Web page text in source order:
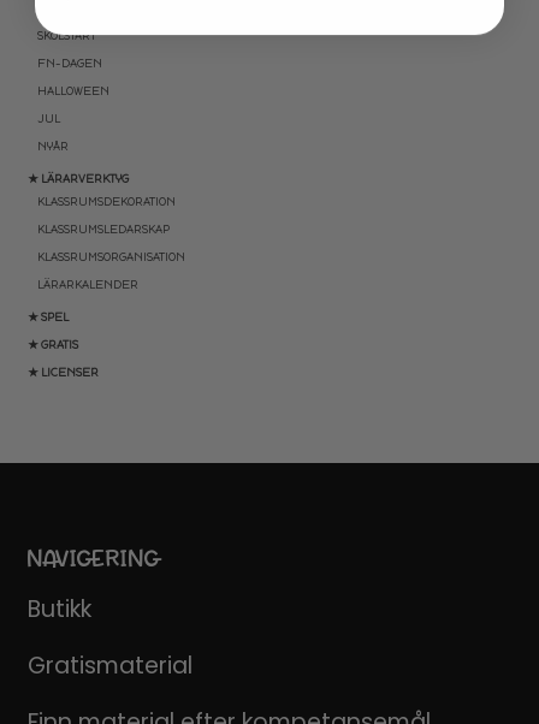
SKOLSTART
FN-DAGEN
HALLOWEEN
JUL
NYÅR
★ LÄRARVERKTYG
KLASSRUMSDEKORATION
KLASSRUMSLEDARSKAP
KLASSRUMSORGANISATION
LÄRARKALENDER
★ SPEL
★ GRATIS
★ LICENSER
NAVIGERING
Butikk
Gratismaterial